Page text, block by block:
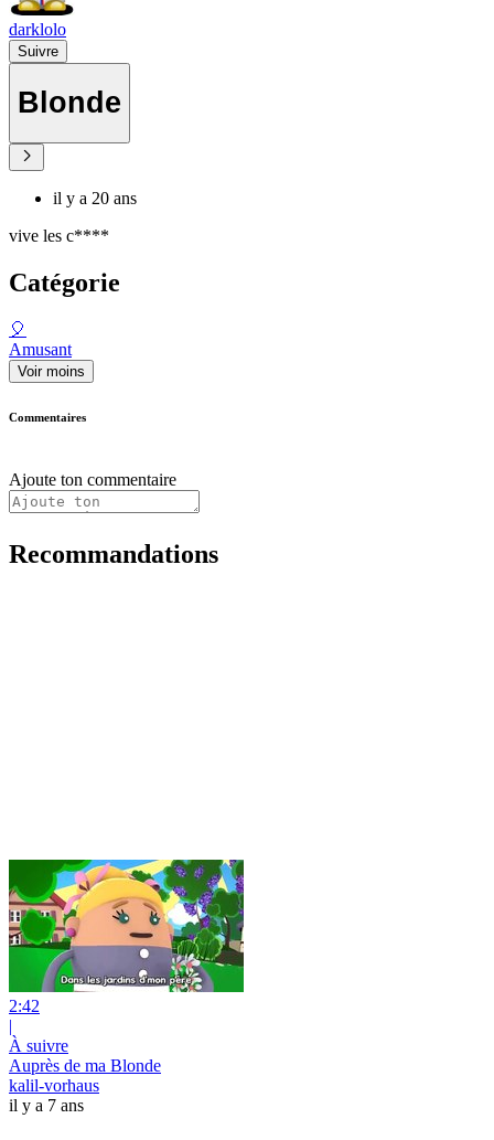
darklolo
Suivre
Blonde
il y a 20 ans
vive les c****
Catégorie
🎈
Amusant
Voir moins
Commentaires
Ajoute ton commentaire
Recommandations
2:42
|
À suivre
Auprès de ma Blonde
kalil-vorhaus
il y a 7 ans